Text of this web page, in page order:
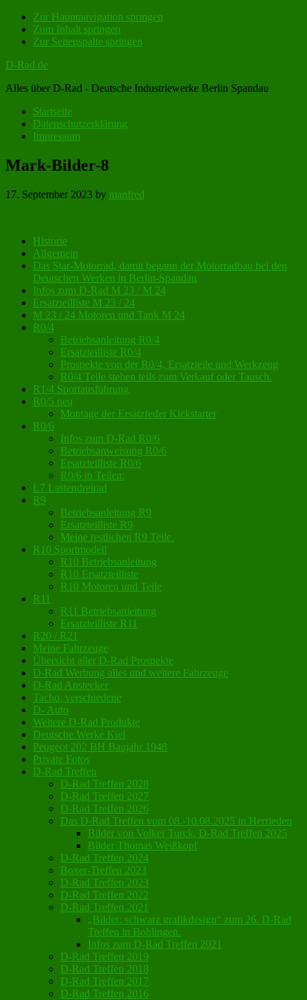
Zur Hauptnavigation springen
Zum Inhalt springen
Zur Seitenspalte springen
D-Rad.de
Alles über D-Rad - Deutsche Industriewerke Berlin Spandau
Startseite
Datenschutzerklärung
Impressum
Mark-Bilder-8
17. September 2023 by manfred
Seitenspalte
Historie
Allgemein
Das Star-Motorrad, damit begann der Motorradbau bei den
Deutschen Werken in Berlin-Spandau
Infos zum D-Rad M 23 / M 24
Ersatzteilliste M 23 / 24
M 23 / 24 Motoren und Tank M 24
R0/4
Betriebsanleitung R0/4
Ersatzteilliste R0/4
Prospekte von der R0/4, Ersatzteile und Werkzeug
R0/4 Teile stehen teils zum Verkauf oder Tausch.
R1/4 Sportausführung
R0/5 neu
Montage der Ersatzfeder Kickstarter
R0/6
Infos zum D-Rad R0/6
Betriebsanweisung R0/6
Ersatzteilliste R0/6
R0/6 in Teilen:
L7 Lastendreirad
R9
Betriebsanleitung R9
Ersatzteilliste R9
Meine restlichen R9 Teile.
R10 Sportmodell
R10 Betriebsanleitung
R10 Ersatzteilliste
R10 Motoren und Teile
R11
R11 Betriebsanleitung
Ersatzteilliste R11
R20 / R21
Meine Fahrzeuge
Übersicht aller D-Rad Prospekte
D-Rad Werbung alles und weitere Fahrzeuge
D-Rad Anstecker
Tacho, verschiedene
D- Auto
Weitere D-Rad Produkte
Deutsche Werke Kiel
Peugeot 202 BH Baujahr 1948
Private Fotos
D-Rad Treffen
D-Rad Treffen 2028
D-Rad Treffen 2027
D-Rad Treffen 2026
Das D-Rad Treffen vom 08.-10.08.2025 in Herrieden
Bilder von Volker Turck, D-Rad Treffen 2025
Bilder Thomas Weißkopf
D-Rad Treffen 2024
Boxer-Treffen 2023
D-Rad Treffen 2023
D-Rad Treffen 2022
D-Rad Treffen 2021
„Bilder: schwarz grafikdesign“ zum 26. D-Rad
Treffen in Bohlingen.
Infos zum D-Rad Treffen 2021
D-Rad Treffen 2019
D-Rad Treffen 2018
D-Rad Treffen 2017
D-Rad Treffen 2016